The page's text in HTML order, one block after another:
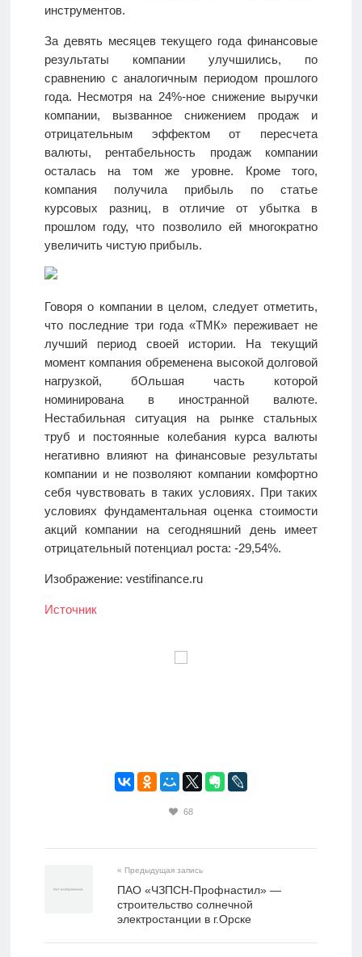
инструментов.
За девять месяцев текущего года финансовые
результаты компании улучшились, по
сравнению с аналогичным периодом прошлого
года. Несмотря на 24%-ное снижение выручки
компании, вызванное снижением продаж и
отрицательным эффектом от пересчета
валюты, рентабельность продаж компании
осталась на том же уровне. Кроме того,
компания получила прибыль по статье
курсовых разниц, в отличие от убытка в
прошлом году, что позволило ей многократно
увеличить чистую прибыль.
Говоря о компании в целом, следует отметить,
что последние три года «ТМК» переживает не
лучший период своей истории. На текущий
момент компания обременена высокой долговой
нагрузкой, бОльшая часть которой
номинирована в иностранной валюте.
Нестабильная ситуация на рынке стальных
труб и постоянные колебания курса валюты
негативно влияют на финансовые результаты
компании и не позволяют компании комфортно
себя чувствовать в таких условиях. При таких
условиях фундаментальная оценка стоимости
акций компании на сегодняшний день имеет
отрицательный потенциал роста: -29,54%.
Изображение: vestifinance.ru
Источник
68
« Предыдущая запись
ПАО «ЧЗПСН-Профнастил» —
строительство солнечной
электростанции в г.Орске